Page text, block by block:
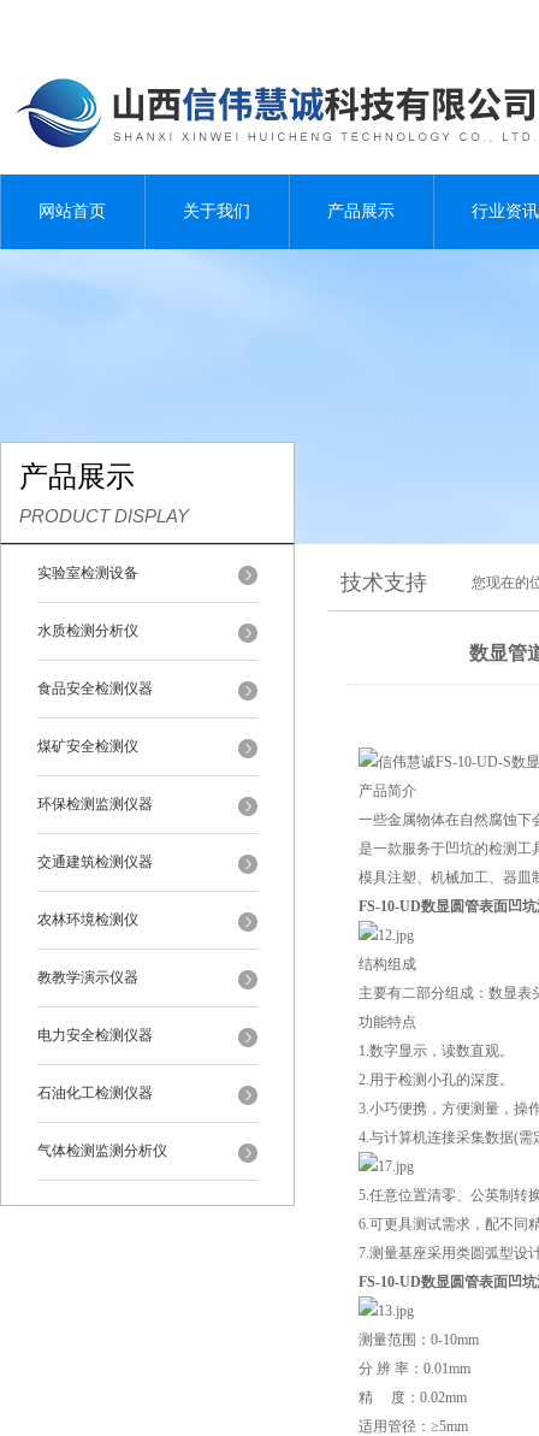
网站首页 关于我们 产品展示 行业资讯
产品展示
PRODUCT DISPLAY
实验室检测设备
水质检测分析仪
食品安全检测仪器
煤矿安全检测仪
环保检测监测仪器
交通建筑检测仪器
农林环境检测仪
教教学演示仪器
电力安全检测仪器
石油化工检测仪器
气体检测监测分析仪
技术支持 您现在的
数显管
产品简介
一些金属物体在自然腐蚀下
是一款服务于凹坑的检测工
模具注塑、机械加工、器皿
FS-10-UD数显圆管表面凹
结构组成
主要有二部分组成：数显表
功能特点
1.数字显示，读数直观。
2.用于检测小孔的深度。
3.小巧便携，方便测量，操
4.与计算机连接采集数据(需
5.任意位置清零、公英制转
6.可更具测试需求，配不同
7.测量基座采用类圆弧型设
FS-10-UD数显圆管表面凹
测量范围：0-10mm
分 辨 率：0.01mm
精 度：0.02mm
适用管径：≥5mm